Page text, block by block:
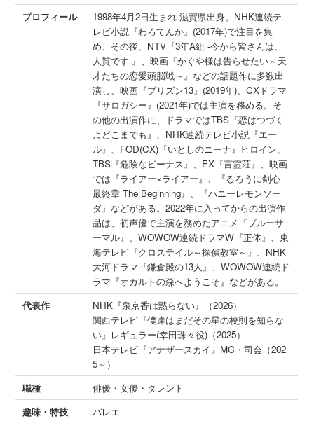
プロフィール
1998年4月2日生まれ 滋賀県出身。NHK連続テ
レビ小説『わろてんか』(2017年)で注目を集
め、その後、NTV『3年A組 -今から皆さんは、
人質です-』、映画『かぐや様は告らせたい～天
才たちの恋愛頭脳戦～』などの話題作に多数出
演し、映画『プリズン13』(2019年)、CXドラマ
『サロガシー』(2021年)では主演を務める。そ
の他の出演作に、ドラマではTBS『恋はつづく
よどこまでも』、NHK連続テレビ小説『エー
ル』、FOD(CX)『いとしのニーナ』ヒロイン、
TBS『危険なビーナス』、EX『言霊荘』、映画
では『ライアー×ライアー』、『るろうに剣心
最終章 The Beginning』、『ハニーレモンソー
ダ』などがある。2022年に入ってからの出演作
品は、初声優で主演を務めたアニメ『ブルーサ
ーマル』、WOWOW連続ドラマW『正体』、東
海テレビ『クロステイル～探偵教室～』、NHK
大河ドラマ『鎌倉殿の13人』、WOWOW連続ド
ラマ『オカルトの森へようこそ』などがある。
代表作
NHK『泉京香は黙らない』（2026）
関西テレビ『僕達はまだその星の校則を知らな
い』レギュラー(幸田珠々役)（2025）
日本テレビ『アナザースカイ』MC・司会（202
5～）
職種
俳優・女優・タレント
趣味・特技
バレエ